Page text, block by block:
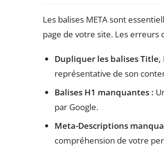
Les balises META sont
page de votre site. Les erreurs
Dupliquer les balises
représentative de son
Balises H1 manquantes :
par Google.
Meta-Descriptions
compréhension de votre